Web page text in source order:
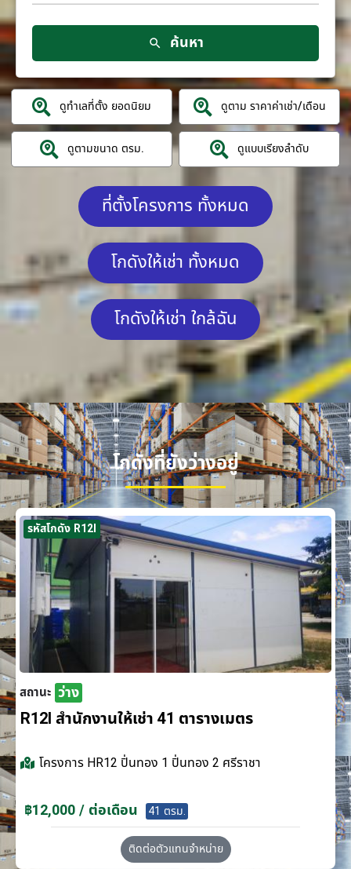
ค้นหา
ดูทำเลที่ตั้ง ยอดนิยม ดูตาม ราคาค่าเช่า/เดือน
ดูตามขนาด ตรม. ดูแบบเรียงลำดับ
ที่ตั้งโครงการ ทั้งหมด
โกดังให้เช่า ทั้งหมด
โกดังให้เช่า ใกล้ฉัน
โกดังที่ยังว่างอยู่
รหัสโกดัง R12I
สถานะ ว่าง
R12I สำนักงานให้เช่า 41 ตารางเมตร
โครงการ HR12 ปิ่นทอง 1 ปิ่นทอง 2 ศรีราชา
฿12,000 / ต่อเดือน 41 ตรม.
ติดต่อตัวแทนจำหน่าย